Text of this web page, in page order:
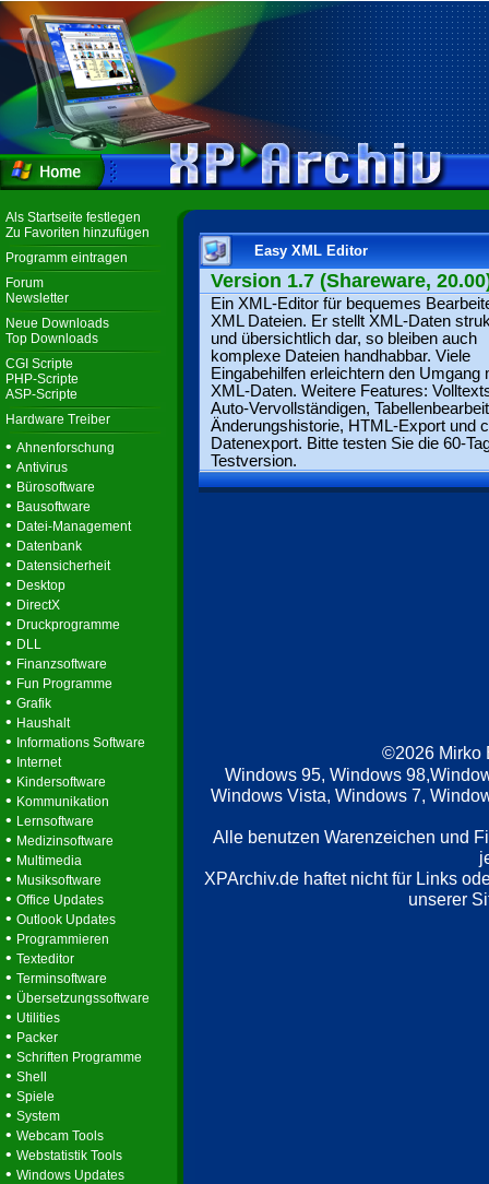
Als Startseite festlegen
Zu Favoriten hinzufügen
Programm eintragen
Forum
Newsletter
Neue Downloads
Top Downloads
CGI Scripte
PHP-Scripte
ASP-Scripte
Hardware Treiber
• Ahnenforschung
• Antivirus
• Bürosoftware
• Bausoftware
• Datei-Management
• Datenbank
• Datensicherheit
• Desktop
• DirectX
• Druckprogramme
• DLL
• Finanzsoftware
• Fun Programme
• Grafik
• Haushalt
• Informations Software
• Internet
• Kindersoftware
• Kommunikation
• Lernsoftware
• Medizinsoftware
• Multimedia
• Musiksoftware
• Office Updates
• Outlook Updates
• Programmieren
• Texteditor
• Terminsoftware
• Übersetzungssoftware
• Utilities
• Packer
• Schriften Programme
• Shell
• Spiele
• System
• Webcam Tools
• Webstatistik Tools
• Windows Updates
Easy XML Editor
Version 1.7 (Shareware,
Ein XML-Editor für bequemes
XML Dateien. Er stellt XML-Daten
und übersichtlich dar, so bleiben auch
komplexe Dateien handhabbar. Viele
Eingabehilfen erleichtern den Umgang
XML-Daten. Weitere Features:
Auto-Vervollständigen,
Änderungshistorie, HTML-Export und
Datenexport. Bitte testen Sie die 60-
Testversion.
©2026 Mirko
Windows 95, Windows
Windows Vista, Windows 7,
Alle benutzen Warenzeichen und
XPArchiv.de haftet nicht für Links
unserer